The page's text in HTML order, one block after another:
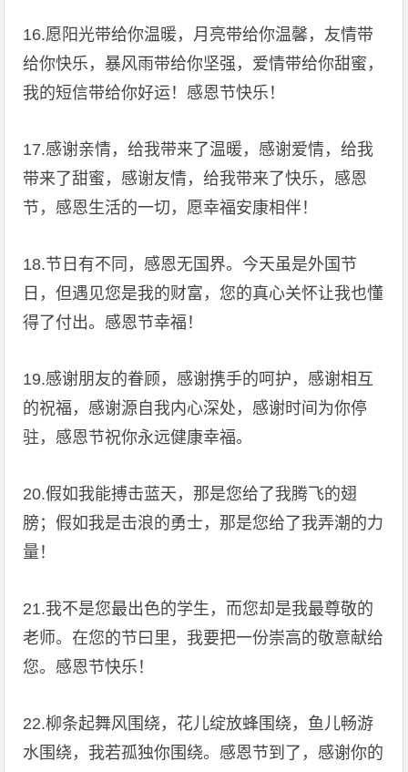
16.愿阳光带给你温暖，月亮带给你温馨，友情带
给你快乐，暴风雨带给你坚强，爱情带给你甜蜜，
我的短信带给你好运！感恩节快乐！
17.感谢亲情，给我带来了温暖，感谢爱情，给我
带来了甜蜜，感谢友情，给我带来了快乐，感恩
节，感恩生活的一切，愿幸福安康相伴！
18.节日有不同，感恩无国界。今天虽是外国节
日，但遇见您是我的财富，您的真心关怀让我也懂
得了付出。感恩节幸福！
19.感谢朋友的眷顾，感谢携手的呵护，感谢相互
的祝福，感谢源自我内心深处，感谢时间为你停
驻，感恩节祝你永远健康幸福。
20.假如我能搏击蓝天，那是您给了我腾飞的翅
膀；假如我是击浪的勇士，那是您给了我弄潮的力
量！
21.我不是您最出色的学生，而您却是我最尊敬的
老师。在您的节曰里，我要把一份崇高的敬意献给
您。感恩节快乐！
22.柳条起舞风围绕，花儿绽放蜂围绕，鱼儿畅游
水围绕，我若孤独你围绕。感恩节到了，感谢你的